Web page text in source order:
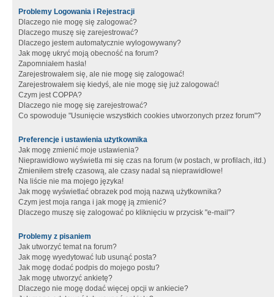
Problemy Logowania i Rejestracji
Dlaczego nie mogę się zalogować?
Dlaczego muszę się zarejestrować?
Dlaczego jestem automatycznie wylogowywany?
Jak mogę ukryć moją obecność na forum?
Zapomniałem hasła!
Zarejestrowałem się, ale nie mogę się zalogować!
Zarejestrowałem się kiedyś, ale nie mogę się już zalogować!
Czym jest COPPA?
Dlaczego nie mogę się zarejestrować?
Co spowoduje "Usunięcie wszystkich cookies utworzonych przez forum"?
Preferencje i ustawienia użytkownika
Jak mogę zmienić moje ustawienia?
Nieprawidłowo wyświetla mi się czas na forum (w postach, w profilach, itd.)
Zmieniłem strefę czasową, ale czasy nadal są nieprawidłowe!
Na liście nie ma mojego języka!
Jak mogę wyświetlać obrazek pod moją nazwą użytkownika?
Czym jest moja ranga i jak mogę ją zmienić?
Dlaczego muszę się zalogować po kliknięciu w przycisk "e-mail"?
Problemy z pisaniem
Jak utworzyć temat na forum?
Jak mogę wyedytować lub usunąć posta?
Jak mogę dodać podpis do mojego postu?
Jak mogę utworzyć ankietę?
Dlaczego nie mogę dodać więcej opcji w ankiecie?